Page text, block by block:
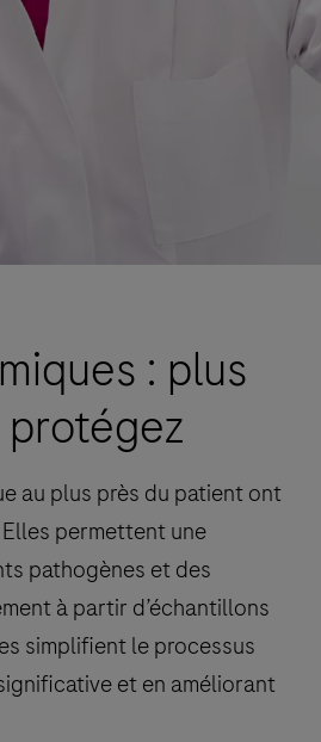
: plus
au plus près du patient ont
permettent une
pathogènes et des
à partir d’échantillons
simplifient le processus
et en améliorant